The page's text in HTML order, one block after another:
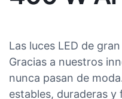
Las luces LED de
Gracias a nuestros
nunca pasan de
estables, duraderas y